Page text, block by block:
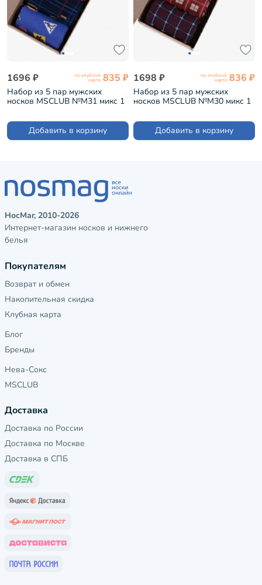
1696 ₽ по клубной
карте 835 ₽
Набор из 5 пар мужских
носков MSCLUB №М31 микс 1
Добавить в корзину
1698 ₽ по клубной
карте 836 ₽
Набор из 5 пар мужских
носков MSCLUB №М30 микс 1
Добавить в корзину
НосМаг, 2010-2026
Интернет-магазин носков и нижнего
белья
Покупателям
Возврат и обмен
Накопительная скидка
Клубная карта
Блог
Бренды
Нева-Сокс
MSCLUB
Доставка
Доставка по России
Доставка по Москве
Доставка в СПБ